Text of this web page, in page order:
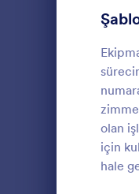
olan
için
hale
Üye Kayıt
Oy Formları
Onay Formları